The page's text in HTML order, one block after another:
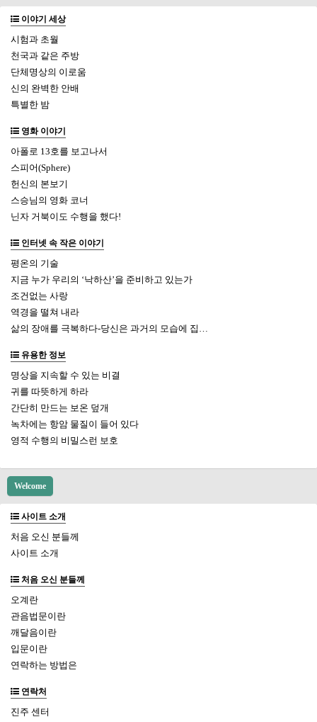
이야기 세상
시험과 초월
천국과 같은 주방
단체명상의 이로움
신의 완벽한 안배
특별한 밤
영화 이야기
아폴로 13호를 보고나서
스피어(Sphere)
헌신의 본보기
스승님의 영화 코너
닌자 거북이도 수행을 했다!
인터넷 속 작은 이야기
평온의 기술
지금 누가 우리의 ‘낙하산’을 준비하고 있는가
조건없는 사랑
역경을 떨쳐 내라
삶의 장애를 극복하다-당신은 과거의 모습에 집…
유용한 정보
명상을 지속할 수 있는 비결
귀를 따뜻하게 하라
간단히 만드는 보온 덮개
녹차에는 항암 물질이 들어 있다
영적 수행의 비밀스런 보호
Welcome
사이트 소개
처음 오신 분들께
사이트 소개
처음 오신 분들께
오계란
관음법문이란
깨달음이란
입문이란
연락하는 방법은
연락처
진주 센터